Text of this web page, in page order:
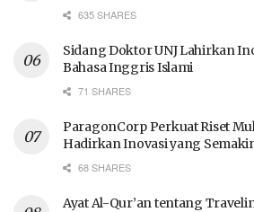
635 SHARES
Sidang Doktor UNJ Lahirkan
Bahasa Inggris Islami
71 SHARES
ParagonCorp Perkuat Riset
Hadirkan Inovasi yang
68 SHARES
Ayat Al-Qur’an tentang